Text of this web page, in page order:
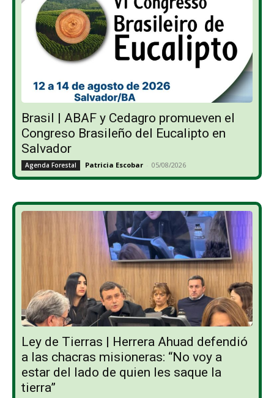
Brasil | ABAF y Cedagro promueven el
Congreso Brasileño del Eucalipto en
Salvador
Agenda Forestal Patricia Escobar - 05/08/2026
Ley de Tierras | Herrera Ahuad defendió
a las chacras misioneras: “No voy a
estar del lado de quien les saque la
tierra”